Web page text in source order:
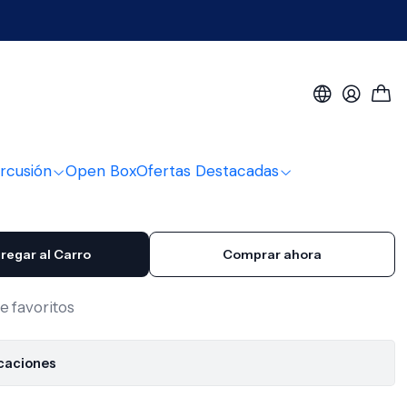
Open BoxOfertas Destacadas
130 770
6 30-130 770
al Carro Comprar ahora
favoritos